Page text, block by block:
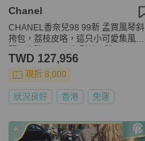
Chanel
CHANEL香奈兒98 99新 孟買風琴斜
挎包，荔枝皮咯，這只小可愛集風
TWD 127,956
現折 8,000
狀況良好 香港 免運